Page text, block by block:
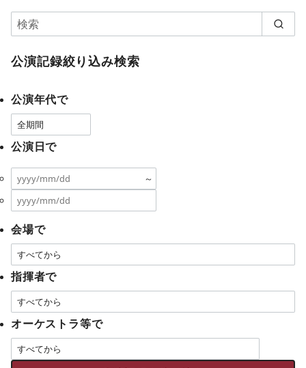
公演記録絞り込み検索
公演年代で
公演日で
～
会場で
指揮者で
オーケストラ等で